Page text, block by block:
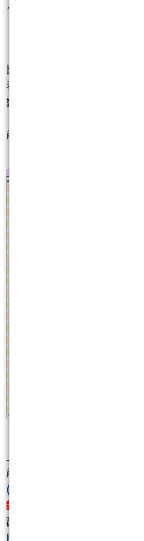
＜投本比&外本比 精選股＞
比】=【外資買超張數／個
看出投信、外資對一檔個股
數更能逮到中小型飆股與強
前，不賺都很難。
上圖依序列出11/16(三)的上
前40大個股，其中技術面結
(8040)
齡富錦
歡迎加入【Line@投資圈】連
https://pse.is/3pp4ex